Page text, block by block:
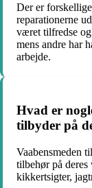
Der er
reparationerne
været tilfredse
mens andre har
arbejde.
Hvad er
tilbyder på
Vaabensmeden
tilbehør på
kikkertsigter,